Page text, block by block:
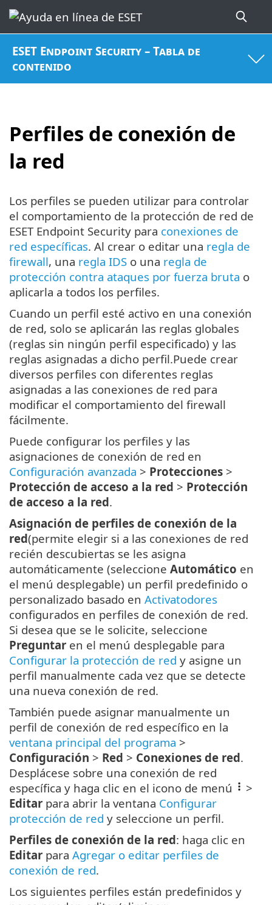
ESET Endpoint Security – Tabla de
contenido
Perfiles de conexión de
la red
Los perfiles se pueden utilizar para controlar
el comportamiento de la protección de red de
ESET Endpoint Security para conexiones de
red específicas. Al crear o editar una regla de
firewall, una regla IDS o una regla de
protección contra ataques por fuerza bruta o
aplicarla a todos los perfiles.
Cuando un perfil esté activo en una conexión
de red, solo se aplicarán las reglas globales
(reglas sin ningún perfil especificado) y las
reglas asignadas a dicho perfil.Puede crear
diversos perfiles con diferentes reglas
asignadas a las conexiones de red para
modificar el comportamiento del firewall
fácilmente.
Puede configurar los perfiles y las
asignaciones de conexión de red en
Configuración avanzada > Protecciones >
Protección de acceso a la red > Protección
de acceso a la red.
Asignación de perfiles de conexión de la
red(permite elegir si a las conexiones de red
recién descubiertas se les asigna
automáticamente (seleccione Automático en
el menú desplegable) un perfil predefinido o
personalizado basado en Activatodores
configurados en perfiles de conexión de red.
Si desea que se le solicite, seleccione
Preguntar en el menú desplegable para
Configurar la protección de red y asigne un
perfil manualmente cada vez que se detecte
una nueva conexión de red.
También puede asignar manualmente un
perfil de conexión de red específico en la
ventana principal del programa >
Configuración > Red > Conexiones de red.
Desplácese sobre una conexión de red
específica y haga clic en el icono de menú
>
Editar para abrir la ventana Configurar
protección de red y seleccione un perfil.
Perfiles de conexión de la red: haga clic en
Editar para Agregar o editar perfiles de
conexión de red.
Los siguientes perfiles están predefinidos y